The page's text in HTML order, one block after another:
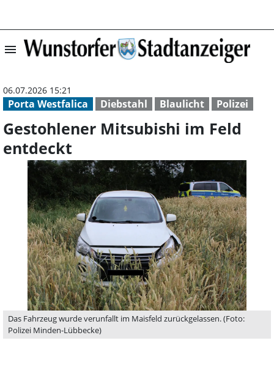
menu Gestohlener
Porta Westfalica Diebstahl Blaulicht Polizei
06.07.2026 15:21
Gestohlener Mitsubishi im Feld
entdeckt
Das Fahrzeug wurde verunfallt im Maisfeld zurückgelassen. (Foto:
Polizei Minden-Lübbecke)